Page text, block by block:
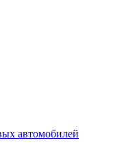
автомобилей